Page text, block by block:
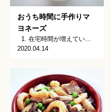
おうち時間に手作りマ
ヨネーズ
1. 在宅時間が増えてい…
2020.04.14